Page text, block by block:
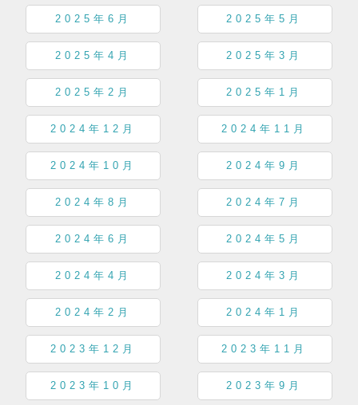
2025年6月 2025年5月
2025年4月 2025年3月
2025年2月 2025年1月
2024年12月 2024年11月
2024年10月 2024年9月
2024年8月 2024年7月
2024年6月 2024年5月
2024年4月 2024年3月
2024年2月 2024年1月
2023年12月 2023年11月
2023年10月 2023年9月